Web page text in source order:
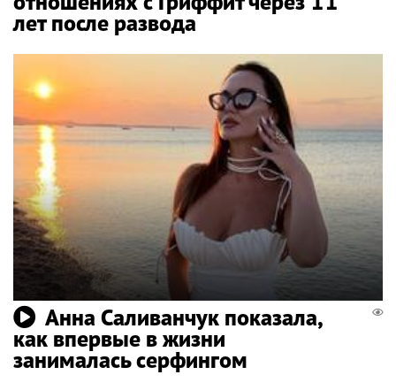
лет после развода
Анна Саливанчук показала,
как впервые в жизни
занималась серфингом